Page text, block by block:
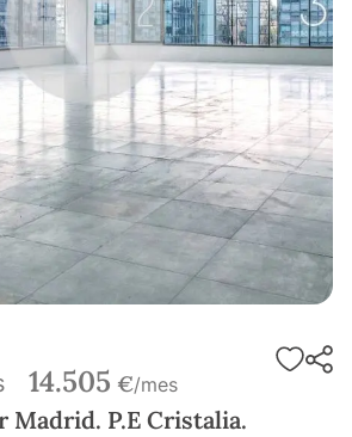
14.505 €/mes
Madrid. P.E Cristalia.